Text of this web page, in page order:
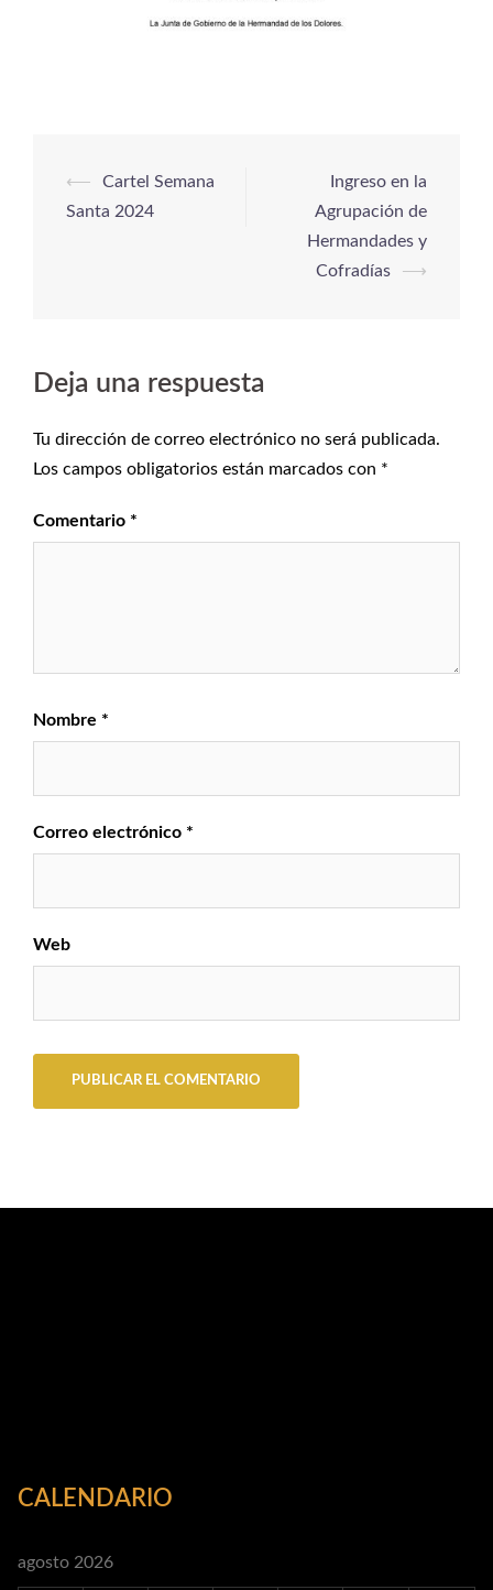
⟵
Cartel Semana
Santa 2024
Ingreso en la
Agrupación de
Hermandades y
Cofradías
⟶
Deja una respuesta
Tu dirección de correo electrónico no será publicada.
Los campos obligatorios están marcados con *
Comentario *
Nombre *
Correo electrónico *
Web
CALENDARIO
agosto 2026